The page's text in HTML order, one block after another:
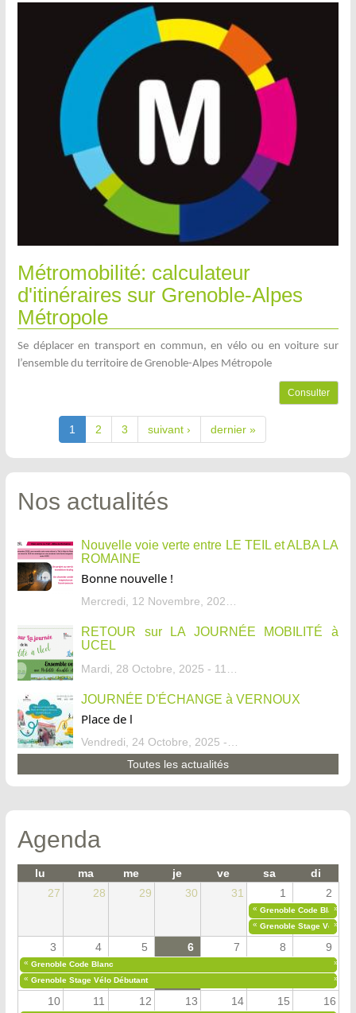
Métromobilité: calculateur
d'itinéraires sur Grenoble-Alpes
Métropole
Se déplacer en transport en commun, en vélo ou en voiture sur
l’ensemble du territoire de Grenoble-Alpes Métropole
Consulter
1 2 3 suivant › dernier »
Nos actualités
Nouvelle voie verte entre LE TEIL et ALBA LA
ROMAINE
Bonne nouvelle !
RETOUR sur LA JOURNÉE MOBILITÉ à
UCEL
JOURNÉE D'ÉCHANGE à VERNOUX
Place de l
Toutes les actualités
Agenda
lu ma me je ve sa
di
27
28 29 30 31 1 2
« Grenoble Code Blanc
»
« Grenoble Stage Vélo
»
3 4 5 6 7 8 9
« Grenoble Code Blanc
»
« Grenoble Stage Vélo Débutant »
10 11 12 13 14 15 16